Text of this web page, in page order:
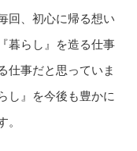
回、初心に帰る想い
暮らし』を造る仕事
仕事だと思っていま
し』を今後も豊かに
。